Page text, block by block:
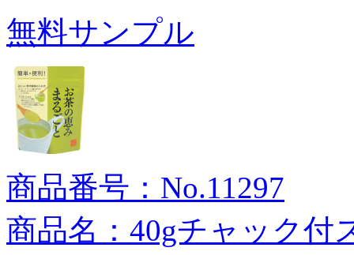
無料サンプル
商品番号：No.11297
商品名：40gチャック付